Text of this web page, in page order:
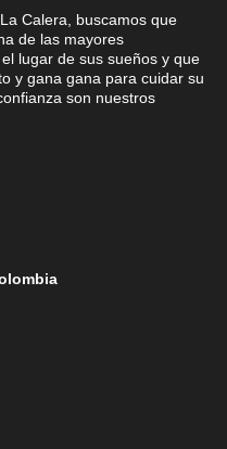
Calera, buscamos que
de las mayores
lugar de sus sueños y que
y gana gana para cuidar su
son nuestros